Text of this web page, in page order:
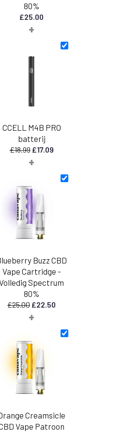
80%
£25.00
+
CCELL M4B PRO
batterij
£18.99 Oorspronkelijke
prijs
£17.09Huidige
£17.09.
+
Buzz CBD
Vape Cartridge -
Spectrum
80%
£25.00 Oorspronkelijke
prijs
£22.50
£22.50.
+
Creamsicle
Vape Patroon